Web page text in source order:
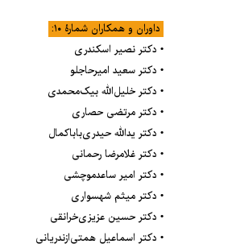
داوران و همکاران شمارۀ ۱۰:
• دکتر نصیر اسکندری
• دکتر سعید امیرحاجلو
• دکتر خلیل‌الله بیک‌محمدی
• دکتر مرتضی حصاری
• دکتر یدالله حیدری‌باباکمال
• دکتر غلامرضا رحمانی
• دکتر امیر ساعدموچشی
• دکتر میثم شهسواری
• دکتر حسین عزیزی‌خرانقی
• دکتر اسماعیل همتی‌ازندریانی